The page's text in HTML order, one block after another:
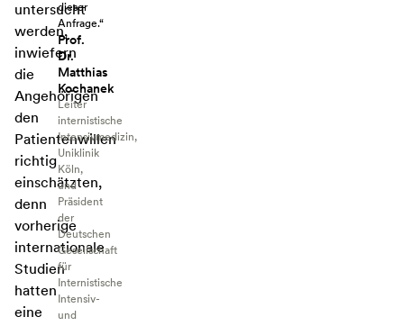
untersucht
werden,
inwiefern
die
Angehörigen
den
Patientenwillen
richtig
einschätzten,
denn
vorherige
internationale
Studien
hatten
eine
dieser
Anfrage.“
Prof.
Dr.
Matthias
Kochanek
Leiter
internistische
Intensivmedizin,
Uniklinik
Köln,
und
Präsident
der
Deutschen
Gesellschaft
für
Internistische
Intensiv-
und